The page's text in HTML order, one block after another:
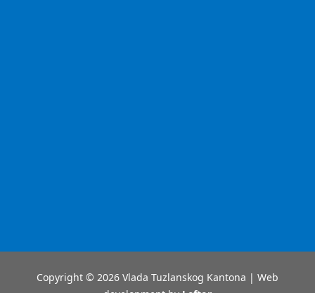
Copyright © 2026 Vlada Tuzlanskog Kantona | Web